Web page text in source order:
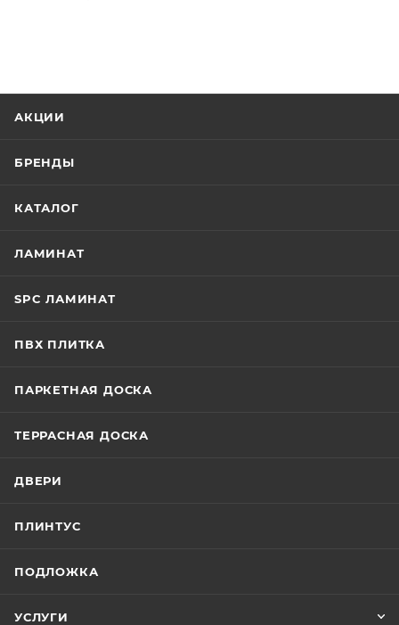
АКЦИИ
БРЕНДЫ
КАТАЛОГ
ЛАМИНАТ
SPC ЛАМИНАТ
ПВХ ПЛИТКА
ПАРКЕТНАЯ ДОСКА
ТЕРРАСНАЯ ДОСКА
ДВЕРИ
ПЛИНТУС
ПОДЛОЖКА
УСЛУГИ